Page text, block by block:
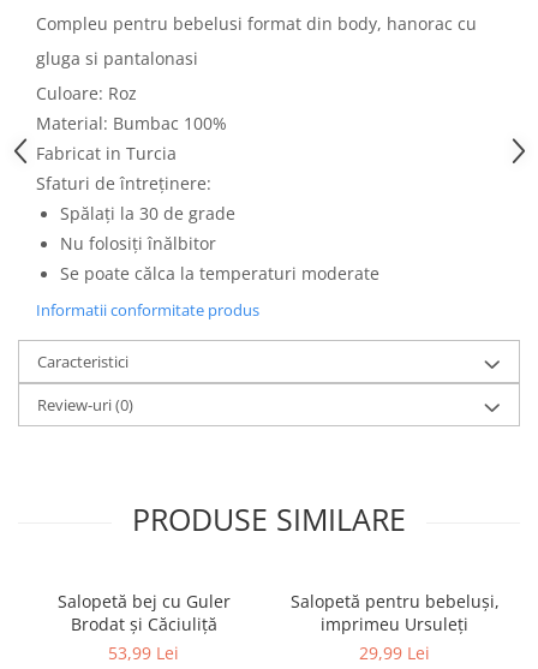
Compleu pentru bebelusi format din body, hanorac cu
gluga si pantalonasi
Culoare: Roz
Material: Bumbac 100%
Fabricat in Turcia
Sfaturi de întreținere:
Spălați la 30 de grade
Nu folosiți înălbitor
Se poate călca la temperaturi moderate
Informatii conformitate produs
Caracteristici
Review-uri(0)
PRODUSE SIMILARE
Salopetă bej cu Guler
Brodat și Căciuliță
53,99 Lei
Salopetă pentru bebeluși,
imprimeu Ursuleți
29,99 Lei